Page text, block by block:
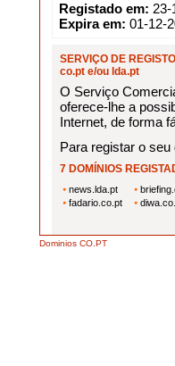
Registado em: 23-
Expira em: 01-12-
SERVIÇO DE
co.pt e/ou lda.pt
O Serviço
oferece-lhe a
Internet, de forma
Para registar o
7 DOMÍNIOS
news.lda.pt
fadario.co.pt
Dominios CO.PT